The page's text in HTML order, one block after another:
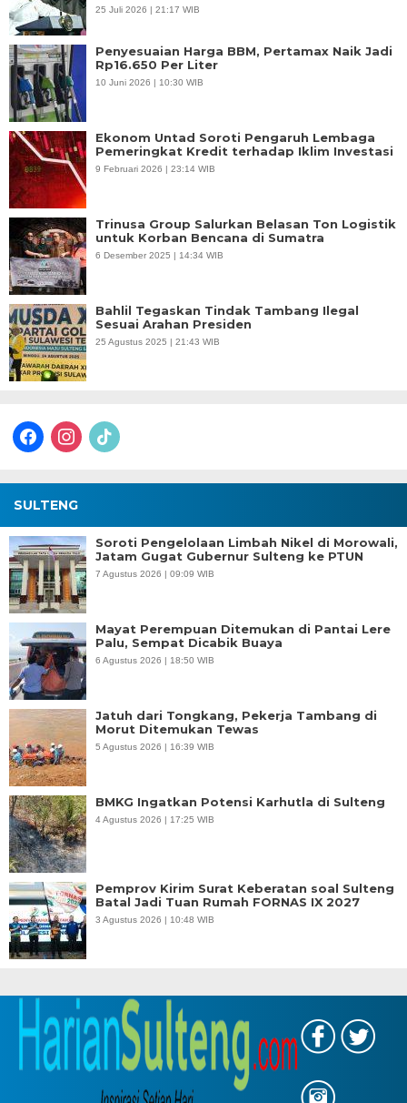
25 Juli 2026 | 21:17 WIB
Penyesuaian Harga BBM, Pertamax Naik Jadi
Rp16.650 Per Liter
10 Juni 2026 | 10:30 WIB
Ekonom Untad Soroti Pengaruh Lembaga
Pemeringkat Kredit terhadap Iklim Investasi
9 Februari 2026 | 23:14 WIB
Trinusa Group Salurkan Belasan Ton Logistik
untuk Korban Bencana di Sumatra
6 Desember 2025 | 14:34 WIB
Bahlil Tegaskan Tindak Tambang Ilegal
Sesuai Arahan Presiden
25 Agustus 2025 | 21:43 WIB
facebookinstagram
tiktok
SULTENG
Soroti Pengelolaan Limbah Nikel di Morowali,
Jatam Gugat Gubernur Sulteng ke PTUN
7 Agustus 2026 | 09:09 WIB
Mayat Perempuan Ditemukan di Pantai Lere
Palu, Sempat Dicabik Buaya
6 Agustus 2026 | 18:50 WIB
Jatuh dari Tongkang, Pekerja Tambang di
Morut Ditemukan Tewas
5 Agustus 2026 | 16:39 WIB
BMKG Ingatkan Potensi Karhutla di Sulteng
4 Agustus 2026 | 17:25 WIB
Pemprov Kirim Surat Keberatan soal Sulteng
Batal Jadi Tuan Rumah FORNAS IX 2027
3 Agustus 2026 | 10:48 WIB